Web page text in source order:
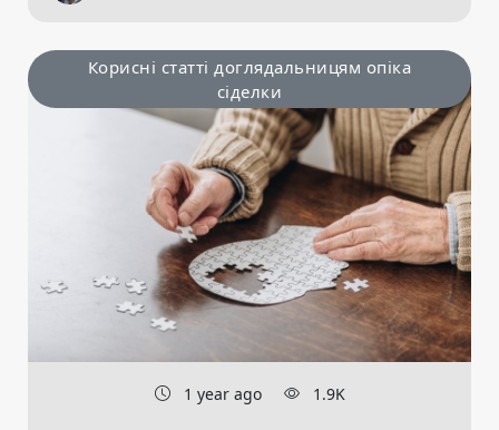
Корисні статті доглядальницям опіка
сіделки
1 year ago 1.9K